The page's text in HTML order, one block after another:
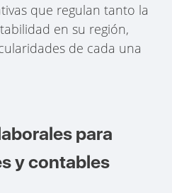
que regulan tanto la
en su región,
de cada una
para
y contables